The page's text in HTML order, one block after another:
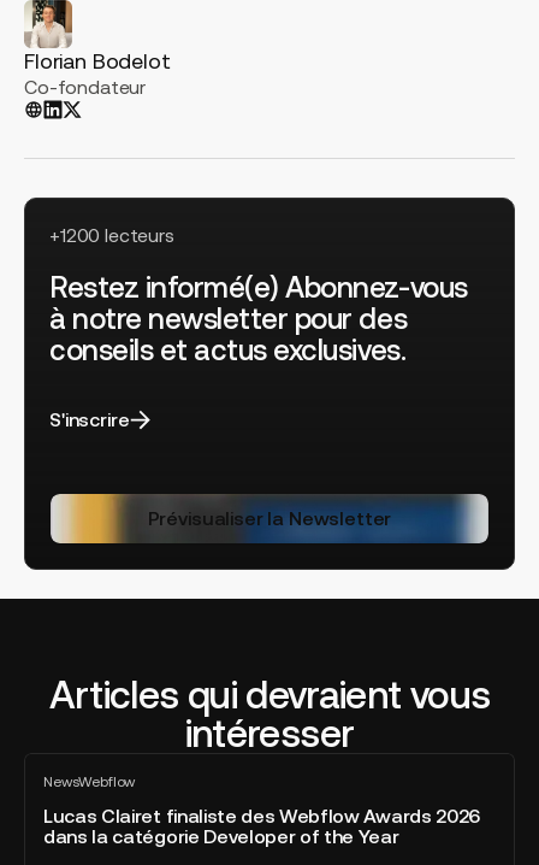
Florian Bodelot
Co-fondateur
+1200 lecteurs
Restez informé(e) Abonnez-vous
à notre newsletter pour des
conseils et actus exclusives.
S'inscrire
Prévisualiser la Newsletter
Articles qui devraient vous
intéresser
NewsWebflow
Tout
voir
Lucas Clairet finaliste des Webflow Awards 2026
dans la catégorie Developer of the Year
Lucas
Clairet
finaliste
des